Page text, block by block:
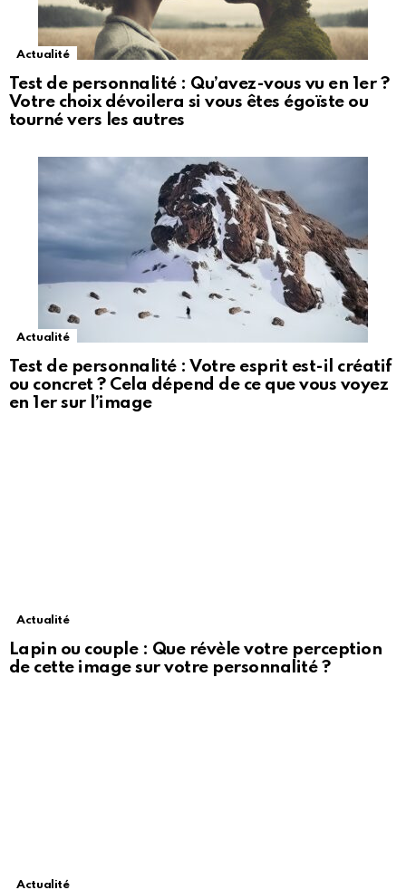
Actualité
Test de personnalité : Qu’avez-vous vu en 1er ?
Votre choix dévoilera si vous êtes égoïste ou
tourné vers les autres
Actualité
Test de personnalité : Votre esprit est-il créatif
ou concret ? Cela dépend de ce que vous voyez
en 1er sur l’image
Actualité
Lapin ou couple : Que révèle votre perception
de cette image sur votre personnalité ?
Actualité